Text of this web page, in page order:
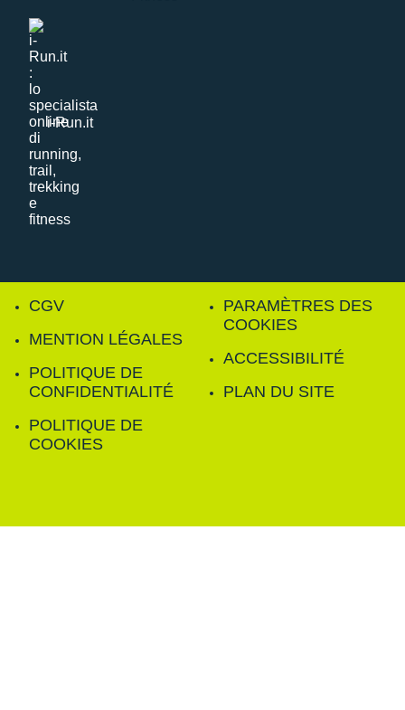
i-Run.it
CGV
MENTION LÉGALES
POLITIQUE DE
CONFIDENTIALITÉ
POLITIQUE DE
COOKIES
PARAMÈTRES DES
COOKIES
ACCESSIBILITÉ
PLAN DU SITE